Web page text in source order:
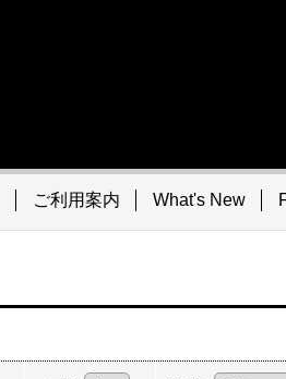
ご利用案内 What's New